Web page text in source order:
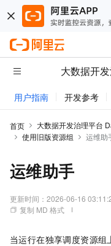
大数据开
用户指南 开发参考
首页 大数据开发治理平台
使用旧版资源组
运维助
运维助手
更新时间： 2026-06-16
复制 MD 格式
当运行在独享调度资源